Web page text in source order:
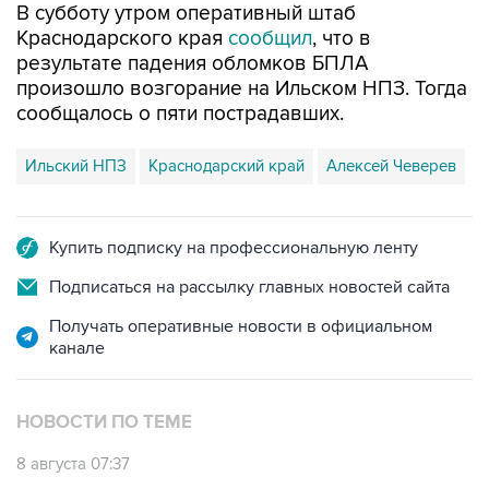
В субботу утром оперативный штаб
Краснодарского края сообщил, что в
результате падения обломков БПЛА
произошло возгорание на Ильском НПЗ. Тогда
сообщалось о пяти пострадавших.
Ильский НПЗ Краснодарский край Алексей Чеверев
Купить подписку на профессиональную ленту
Подписаться на рассылку главных новостей сайта
Получать оперативные новости в официальном
канале
НОВОСТИ ПО ТЕМЕ
8 августа 07:37